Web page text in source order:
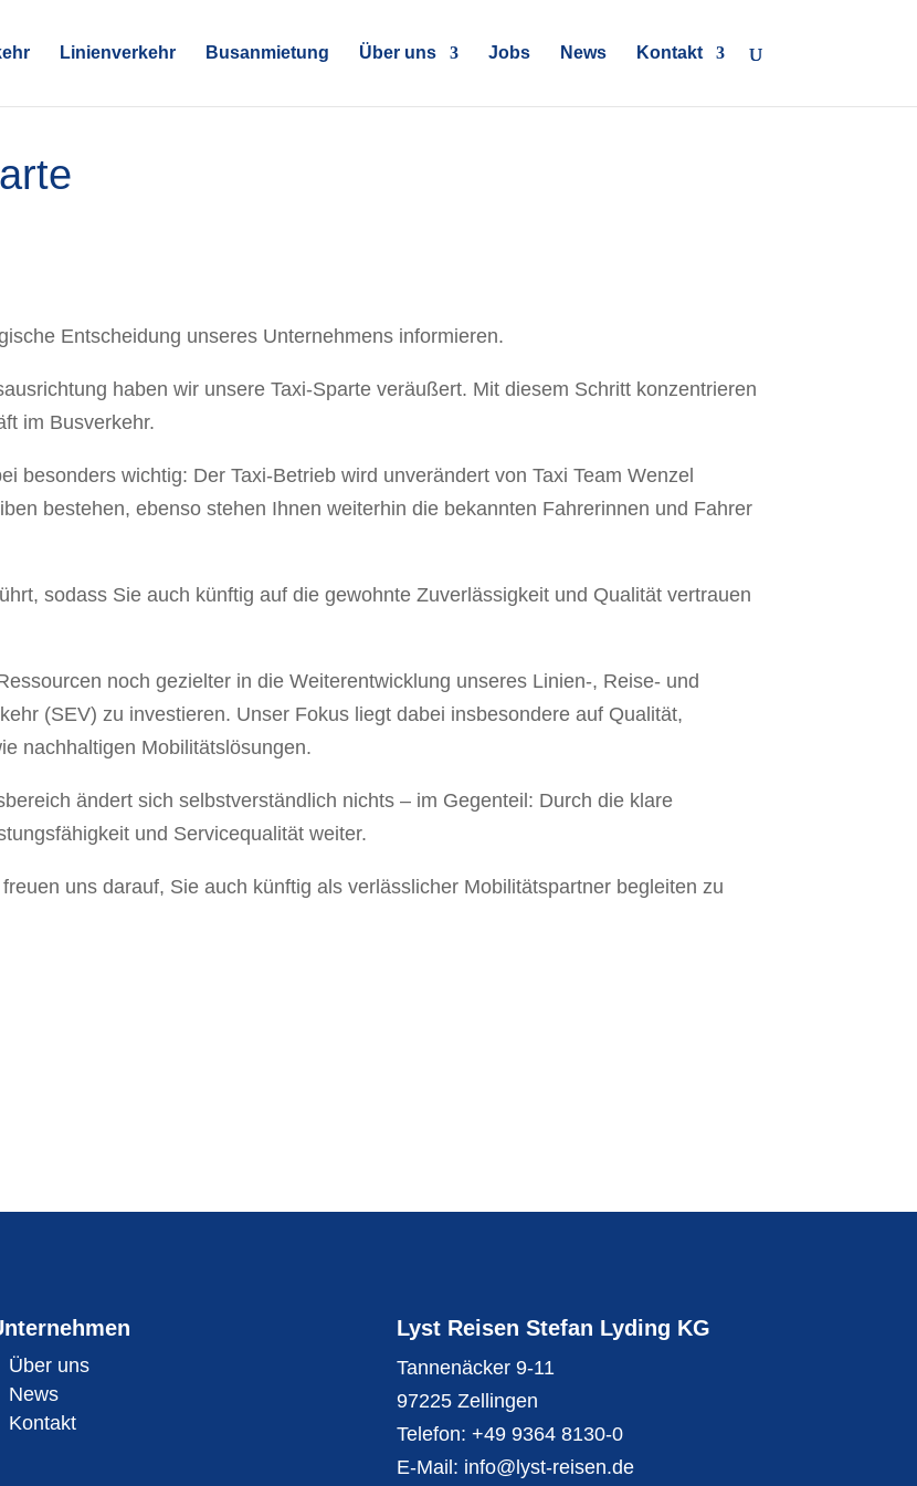
Linienverkehr Busanmietung Über uns Jobs News Kontakt
Entscheidung unseres Unternehmens informieren.
haben wir unsere Taxi-Sparte veräußert. Mit diesem Schritt konzentrieren
im Busverkehr.
besonders wichtig: Der Taxi-Betrieb wird unverändert von Taxi Team Wenzel
bestehen, ebenso stehen Ihnen weiterhin die bekannten Fahrerinnen und Fahrer
sodass Sie auch künftig auf die gewohnte Zuverlässigkeit und Qualität vertrauen
noch gezielter in die Weiterentwicklung unseres Linien-, Reise- und
(SEV) zu investieren. Unser Fokus liegt dabei insbesondere auf Qualität,
nachhaltigen Mobilitätslösungen.
ändert sich selbstverständlich nichts – im Gegenteil: Durch die klare
und Servicequalität weiter.
uns darauf, Sie auch künftig als verlässlicher Mobilitätspartner begleiten zu
Über uns
News
Kontakt
Lyst Reisen Stefan Lyding KG
Tannenäcker 9-11
97225 Zellingen
Telefon: +49 9364 8130-0
E-Mail: info@lyst-reisen.de